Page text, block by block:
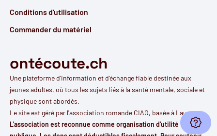
Conditions d'utilisation
Commander du matériel
ontécoute.ch
Une plateforme d’information et d’échange fiable destinée aux
jeunes adultes, où tous les sujets liés à la santé mentale, sociale et
physique sont abordés.
Le site est géré par l'association romande CIAO, basée à Lausanne.
L'association est reconnue comme organisation d'utilité